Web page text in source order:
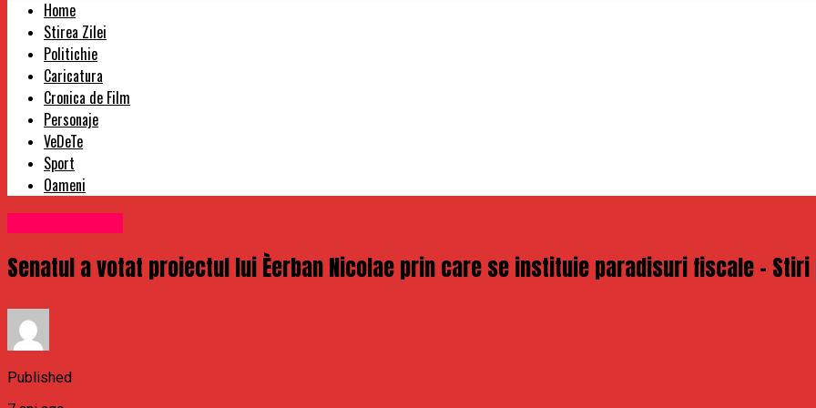
Home
Stirea Zilei
Politichie
Caricatura
Cronica de Film
Personaje
VeDeTe
Sport
Oameni
Senatul a votat proiectul lui Èerban Nicolae prin care se instituie paradisuri fiscale –
Published